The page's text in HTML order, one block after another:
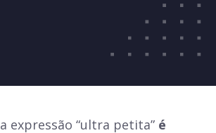
a expressão “ultra petita” é